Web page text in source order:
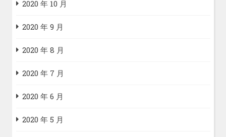
2020 年 10 月
2020 年 9 月
2020 年 8 月
2020 年 7 月
2020 年 6 月
2020 年 5 月